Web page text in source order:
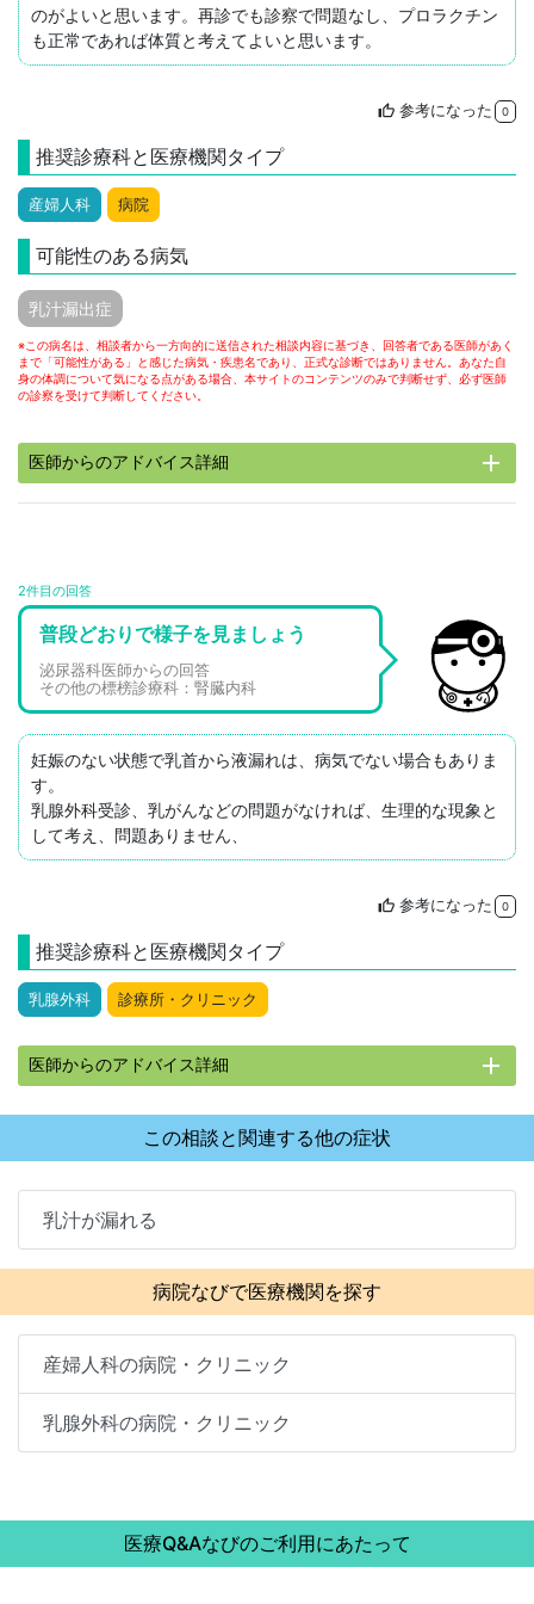
のがよいと思います。再診でも診察で問題なし、プロラクチン
も正常であれば体質と考えてよいと思います。
thumb_up 参考になった 0
推奨診療科と医療機関タイプ
産婦人科 病院
可能性のある病気
乳汁漏出症
※この病名は、相談者から一方向的に送信された相談内容に基づき、回答者である医師があく
まで「可能性がある」と感じた病気・疾患名であり、正式な診断ではありません。あなた自
身の体調について気になる点がある場合、本サイトのコンテンツのみで判断せず、必ず医師
の診察を受けて判断してください。
医師からのアドバイス詳細 add
2件目の回答
普段どおりで様子を見ましょう
泌尿器科医師からの回答
その他の標榜診療科：腎臓内科
妊娠のない状態で乳首から液漏れは、病気でない場合もありま
す。
乳腺外科受診、乳がんなどの問題がなければ、生理的な現象と
して考え、問題ありません、
thumb_up 参考になった 0
推奨診療科と医療機関タイプ
乳腺外科 診療所・クリニック
医師からのアドバイス詳細 add
この相談と関連する他の症状
乳汁が漏れる
病院なびで医療機関を探す
産婦人科の病院・クリニック
乳腺外科の病院・クリニック
医療Q&Aなびのご利用にあたって